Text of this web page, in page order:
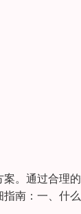
。通过合理
南：一、什